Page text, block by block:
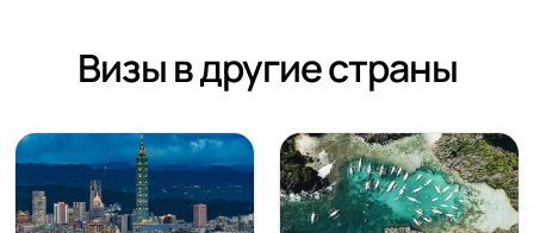
Визы в другие страны